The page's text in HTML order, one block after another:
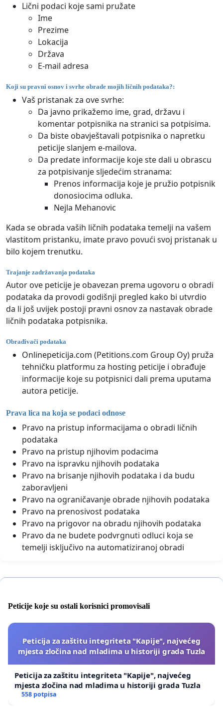
Lični podaci koje sami pružate
Ime
Prezime
Lokacija
Država
E-mail adresa
Koji su pravni osnov i svrhe obrade mojih ličnih podataka?:
Vaš pristanak za ove svrhe:
Da javno prikažemo ime, grad, državu i
komentar potpisnika na stranici sa potpisima.
Da biste obavještavali potpisnika o napretku
peticije slanjem e-mailova.
Da predate informacije koje ste dali u obrascu
za potpisivanje sljedećim stranama:
Prenos informacija koje je pružio potpisnik
donosiocima odluka.
Nejla Mehanovic
Kada se obrada vaših ličnih podataka temelji na vašem
vlastitom pristanku, imate pravo povući svoj pristanak u
bilo kojem trenutku.
Trajanje zadržavanja podataka
Autor ove peticije je obavezan prema ugovoru o obradi
podataka da provodi godišnji pregled kako bi utvrdio
da li još uvijek postoji pravni osnov za nastavak obrade
ličnih podataka potpisnika.
Obrađivači podataka
Onlinepeticija.com (Petitions.com Group Oy) pruža
tehničku platformu za hosting peticije i obrađuje
informacije koje su potpisnici dali prema uputama
autora peticije.
Prava lica na koja se podaci odnose
Pravo na pristup informacijama o obradi ličnih
podataka
Pravo na pristup njihovim podacima
Pravo na ispravku njihovih podataka
Pravo na brisanje njihovih podataka i da budu
zaboravljeni
Pravo na ograničavanje obrade njihovih podataka
Pravo na prenosivost podataka
Pravo na prigovor na obradu njihovih podataka
Pravo da ne budete podvrgnuti odluci koja se
temelji isključivo na automatiziranoj obradi
Peticije koje su ostali korisnici promovisali
Peticija za zaštitu integriteta "Kapije", najvećeg
mjesta zločina nad mladima u historiji grada Tuzla
Peticija za zaštitu integriteta "Kapije", najvećeg
mjesta zločina nad mladima u historiji grada Tuzla
558 potpisa